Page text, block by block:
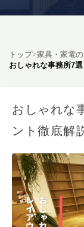
トップ>家具・家電
おしゃれな事務所7
おしゃれな
ント徹底解